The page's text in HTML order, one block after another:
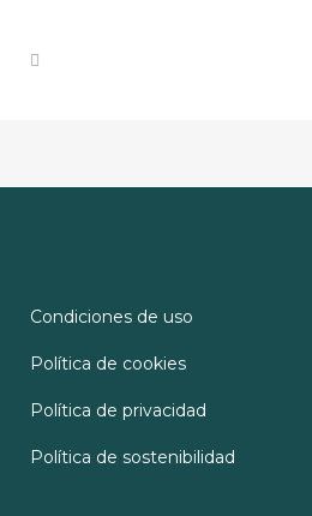
Condiciones de uso
Política de cookies
Política de privacidad
Política de sostenibilidad